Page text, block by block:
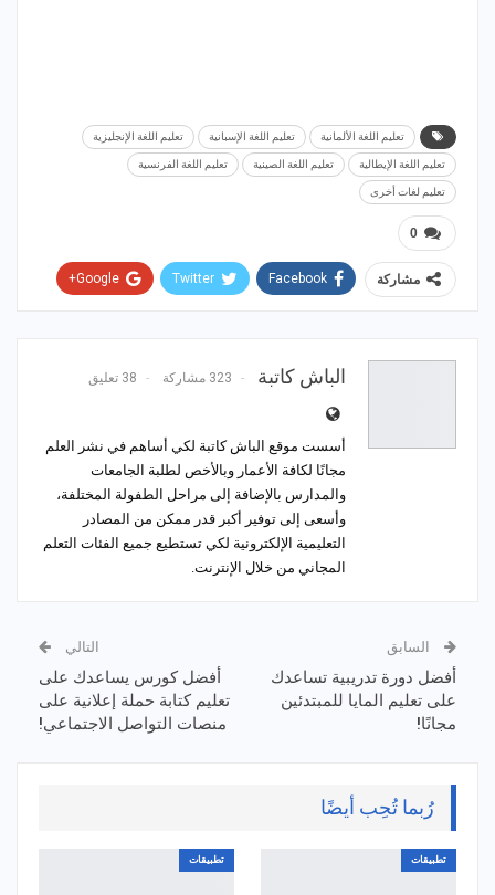
تعليم اللغة الألمانية تعليم اللغة الإسبانية تعليم اللغة الإنجليزية
تعليم اللغة الإيطالية تعليم اللغة الصينية تعليم اللغة الفرنسية
تعليم لغات أخرى
0
مشاركة Facebook
Twitter
Google+
الباش كاتبة 323 مشاركة 38 تعليق
أسست موقع الباش كاتبة لكي أساهم في نشر العلم
مجانًا لكافة الأعمار وبالأخص لطلبة الجامعات
والمدارس بالإضافة إلى مراحل الطفولة المختلفة،
وأسعى إلى توفير أكبر قدر ممكن من المصادر
التعليمية الإلكترونية لكي تستطيع جميع الفئات التعلم
المجاني من خلال الإنترنت.
السابق
أفضل دورة تدريبية تساعدك
على تعليم المايا للمبتدئين
مجانًا!
التالي
أفضل كورس يساعدك على
تعليم كتابة حملة إعلانية على
منصات التواصل الاجتماعي!
رُبما تُحِب أيضًا
تطبيقات تطبيقات